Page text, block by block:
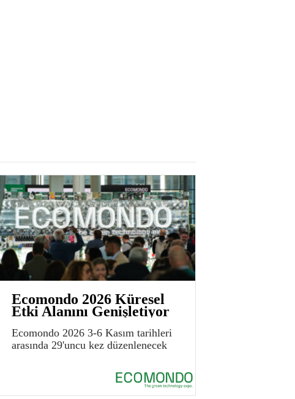
Ecomondo 2026 Küresel
Etki Alanını Genişletiyor
Ecomondo 2026 3-6 Kasım tarihleri
arasında 29'uncu kez düzenlenecek